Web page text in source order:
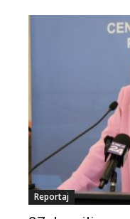
Reportaj